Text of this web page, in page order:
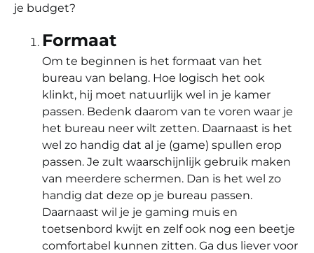
je budget?
Formaat
Om te beginnen is het formaat van het
bureau van belang. Hoe logisch het ook
klinkt, hij moet natuurlijk wel in je kamer
passen. Bedenk daarom van te voren waar je
het bureau neer wilt zetten. Daarnaast is het
wel zo handig dat al je (game) spullen erop
passen. Je zult waarschijnlijk gebruik maken
van meerdere schermen. Dan is het wel zo
handig dat deze op je bureau passen.
Daarnaast wil je je gaming muis en
toetsenbord kwijt en zelf ook nog een beetje
comfortabel kunnen zitten. Ga dus liever voor